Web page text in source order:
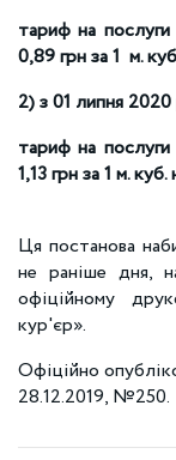
тариф на
0,89 грн за 1 м.
2) з 01 липня
тариф на
1,13 грн за 1 м.
Ця постанова
не раніше дня,
офіційному
кур'єр».
Офіційно
28.12.2019, №250.